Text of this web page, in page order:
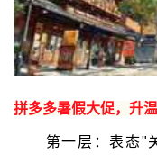
拼多多暑假大促，升
第一层：表态"